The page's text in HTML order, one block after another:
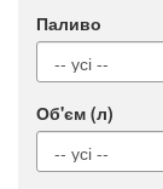
Паливо
Об'єм (л)